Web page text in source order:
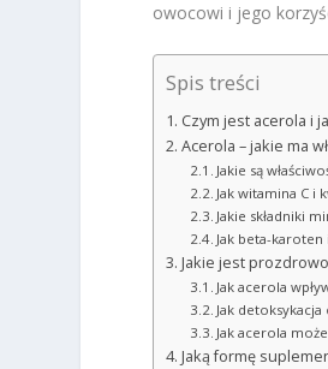
owocowi i jego
Spis treści
Czym jest acerola i
Acerola – jakie ma
Jakie są
Jak witamina C i
Jakie składniki
Jak beta-
Jakie jest
Jak acerola
Jak
Jak acerola
Jaką formę